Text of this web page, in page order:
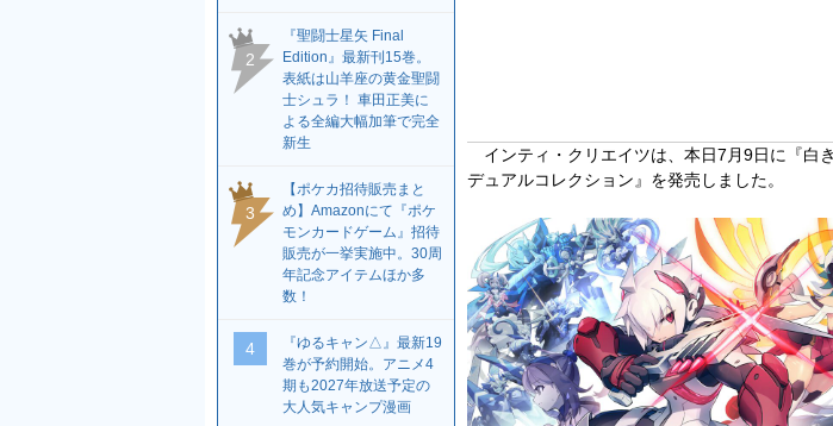
インティ・クリエイツは、本日7月9日に『白
デュアルコレクション』を発売しました。
2
『聖闘士星矢 Final
Edition』最新刊15巻。
表紙は山羊座の黄金聖闘
士シュラ！ 車田正美に
よる全編大幅加筆で完全
新生
3
【ポケカ招待販売まと
め】Amazonにて『ポケ
モンカードゲーム』招待
販売が一挙実施中。30周
年記念アイテムほか多
数！
4
『ゆるキャン△』最新19
巻が予約開始。アニメ4
期も2027年放送予定の
大人気キャンプ漫画